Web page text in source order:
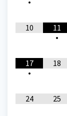
10
11
•
17
•
18
24 25